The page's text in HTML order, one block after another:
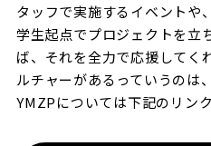
タッフで実施するイベントや
学生起点でプロジェクトを立
ば、それを全力で応援してく
ルチャーがあるっていうのは
YMZPについては下記のリン